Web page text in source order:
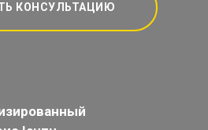
КОНСУЛЬТАЦИЮ